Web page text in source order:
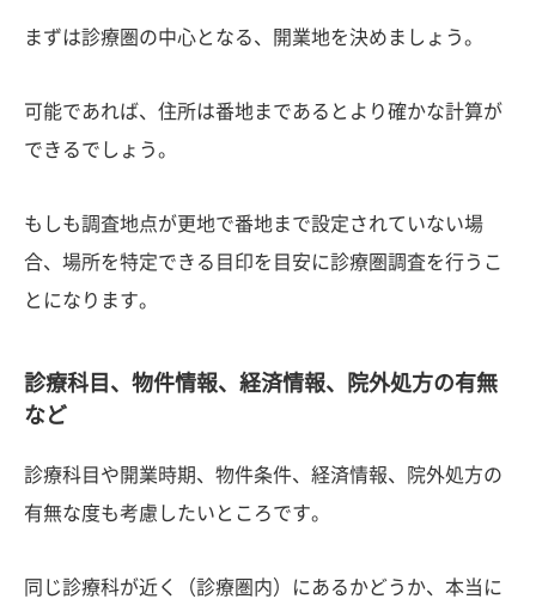
まずは診療圏の中心となる、開業地を決めましょう。
可能であれば、住所は番地まであるとより確かな計算が
できるでしょう。
もしも調査地点が更地で番地まで設定されていない場
合、場所を特定できる目印を目安に診療圏調査を行うこ
とになります。
診療科目、物件情報、経済情報、院外処方の有無
など
診療科目や開業時期、物件条件、経済情報、院外処方の
有無な度も考慮したいところです。
同じ診療科が近く（診療圏内）にあるかどうか、本当に